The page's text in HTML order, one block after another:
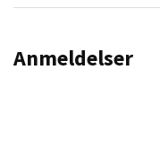
Anmeldelser